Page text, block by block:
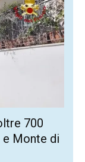
700
Monte di